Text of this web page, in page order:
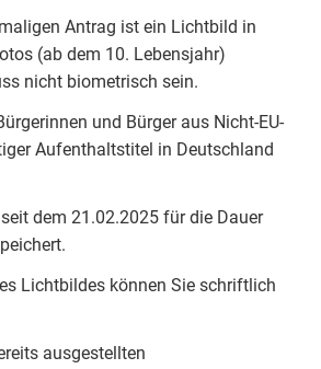
Antrag ist ein Lichtbild in
(ab dem 10. Lebensjahr)
nicht biometrisch sein.
und Bürger aus Nicht-EU-
Aufenthaltstitel in Deutschland
dem 21.02.2025 für die Dauer
Lichtbildes können Sie schriftlich
ausgestellten